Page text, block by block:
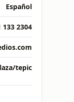
Español
133 2304
tepic